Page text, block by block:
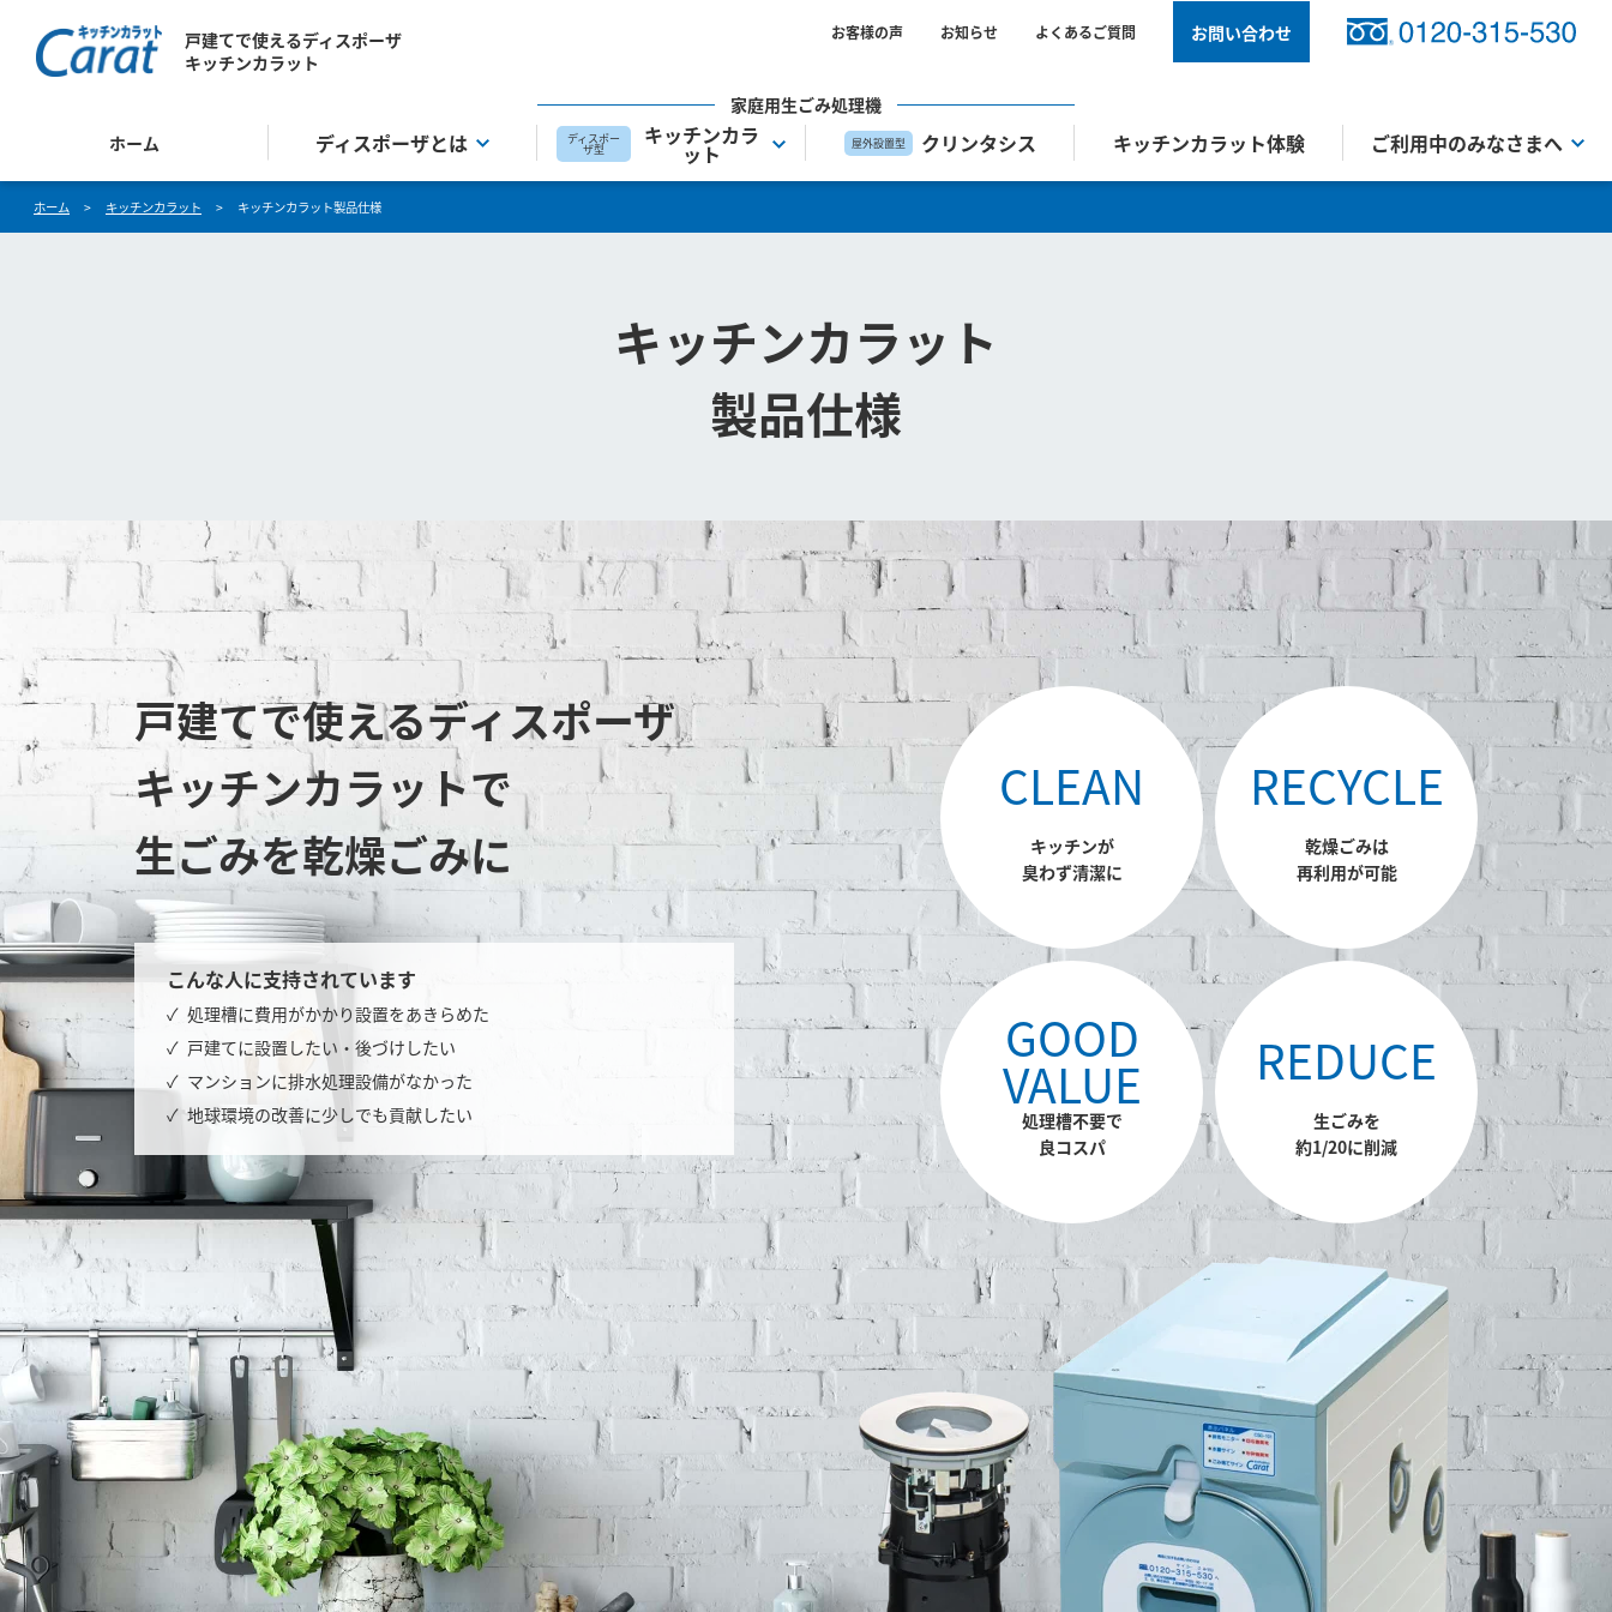
お客様の声 お知らせ よくあるご質問 お問い合わせ
戸建てで使えるディスポーザ
キッチンカラット
家庭用生ごみ処理機
ホーム
ディスポーザとは ディスポー
ザ型
キッチンカラ
ット 屋外設置型 クリンタシス キッチンカラット体験 ご利用中のみなさまへ
ホーム > キッチンカラット > キッチンカラット製品仕様
キッチンカラット
製品仕様
戸建てで使えるディスポーザ
キッチンカラットで
生ごみを乾燥ごみに
こんな人に支持されています
処理槽に費用がかかり設置をあきらめた
戸建てに設置したい・後づけしたい
マンションに排水処理設備がなかった
地球環境の改善に少しでも貢献したい
CLEAN
キッチンが
臭わず清潔に
RECYCLE
乾燥ごみは
再利用が可能
GOOD
VALUE
処理槽不要で
良コスパ
REDUCE
生ごみを
約1/20に削減